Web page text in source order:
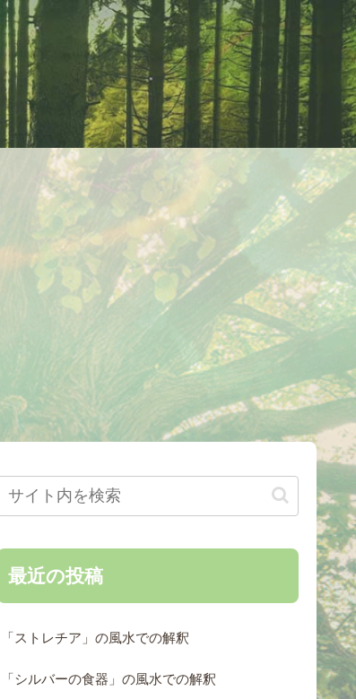
最近の投稿
「ストレチア」の風水での解釈
「シルバーの食器」の風水での解釈